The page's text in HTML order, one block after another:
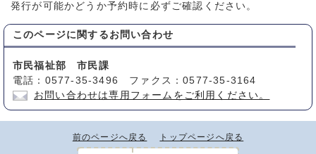
発行が可能かどうか予約時に必ずご確認ください。
このページに関する お問い合わせ
市民福祉部 市民課
電話：0577-35-3496 ファクス：0577-35-3164
お問い合わせは専用フォームをご利用ください。
前のページへ戻る トップページへ戻る